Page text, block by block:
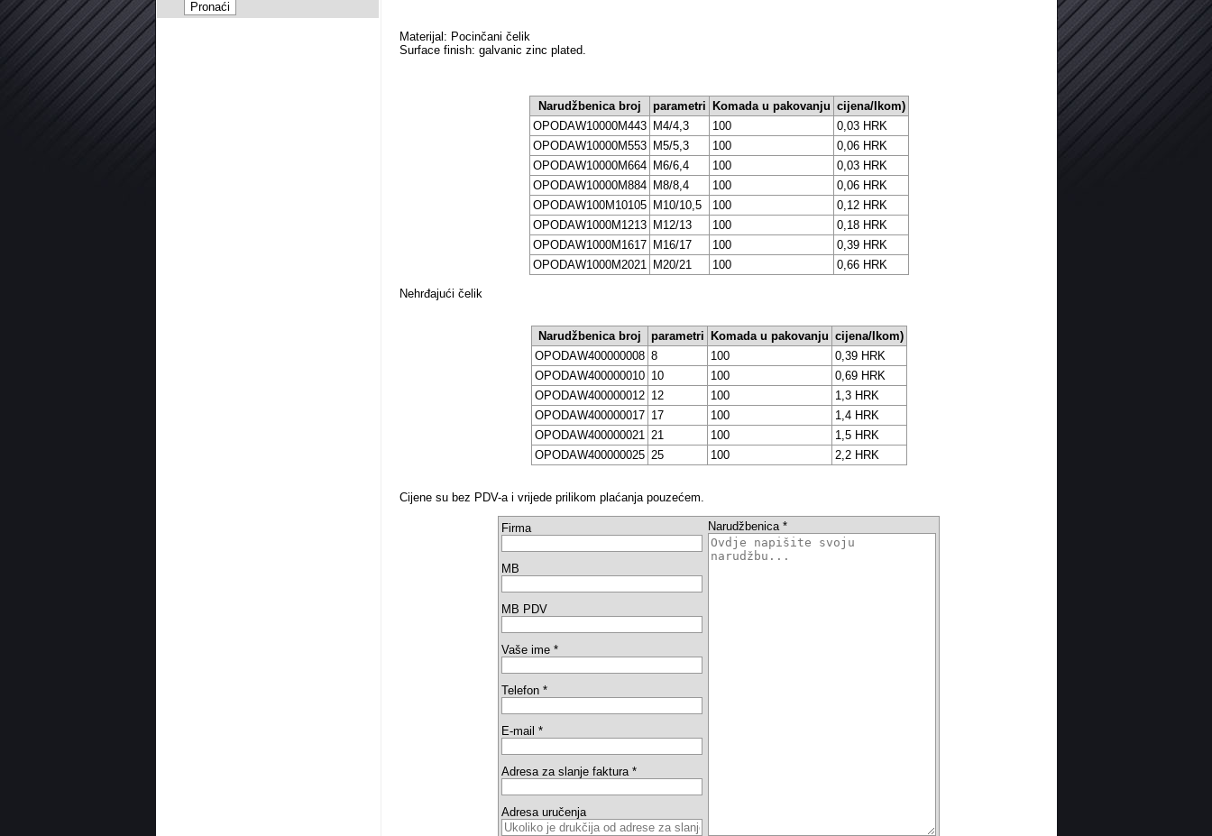
Materijal: Pocinčani čelik
Surface finish: galvanic zinc plated.
Narudžbenica broj parametri Komada u pakovanju cijena/Ikom)
OPODAW10000M443
M4/4,3 100
0,03 HRK
OPODAW10000M553
M5/5,3 100
0,06 HRK
OPODAW10000M664
M6/6,4 100
0,03 HRK
OPODAW10000M884
M8/8,4 100
0,06 HRK
OPODAW100M10105
M10/10,5 100
0,12 HRK
OPODAW1000M1213
M12/13 100
0,18 HRK
OPODAW1000M1617
M16/17 100
0,39 HRK
OPODAW1000M2021
M20/21 100 0,66 HRK
Nehrđajući čelik
Narudžbenica broj parametri Komada u pakovanju cijena/Ikom)
OPODAW400000008 8 100
0,39 HRK
OPODAW400000010 10 100
0,69 HRK
OPODAW400000012 12 100
1,3 HRK
OPODAW400000017 17 100
1,4 HRK
OPODAW400000021 21 100
1,5 HRK
OPODAW400000025 25 100 2,2 HRK
Cijene su bez PDV-a i vrijede prilikom plaćanja pouzećem.
Firma Narudžbenica *
MB
MB PDV
Vaše ime *
Telefon *
E-mail *
Adresa za slanje faktura *
Adresa uručenja